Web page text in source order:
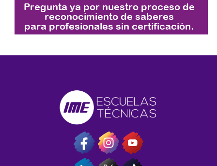
Pregunta ya por nuestro proceso de
reconocimiento de saberes
para profesionales sin certificación.